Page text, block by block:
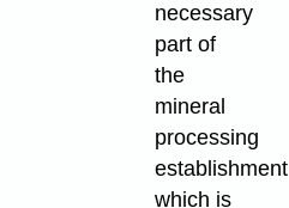
necessary
part of
the
mineral
processing
establishment
which is